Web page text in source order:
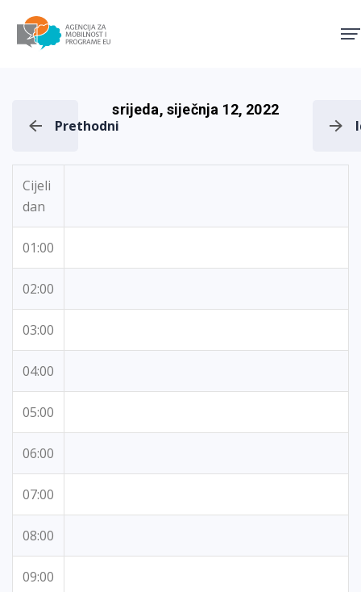
Prethodni
srijeda, siječnja 12, 2022
Cijeli
dan
01:00
02:00
03:00
04:00
05:00
06:00
07:00
08:00
09:00